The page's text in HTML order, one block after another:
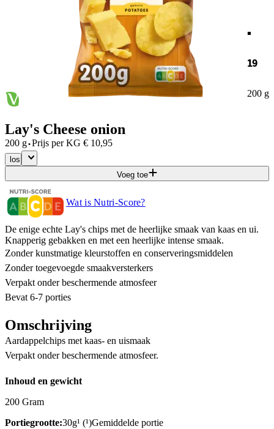
.
19
200 g
Lay's Cheese onion
200 g·Prijs per KG € 10,95
los
Voeg toe
Wat is Nutri-Score?
De enige echte Lay's chips met de heerlijke smaak van kaas en ui.
Knapperig gebakken en met een heerlijke intense smaak.
Zonder kunstmatige kleurstoffen en conserveringsmiddelen
Zonder toegevoegde smaakversterkers
Verpakt onder beschermende atmosfeer
Bevat 6-7 porties
Omschrijving
Aardappelchips met kaas- en uismaak
Verpakt onder beschermende atmosfeer.
Inhoud en gewicht
200 Gram
Portiegrootte:30g¹ (¹)Gemiddelde portie